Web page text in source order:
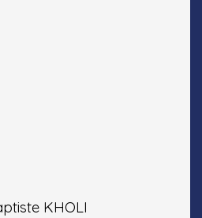
KHOLI